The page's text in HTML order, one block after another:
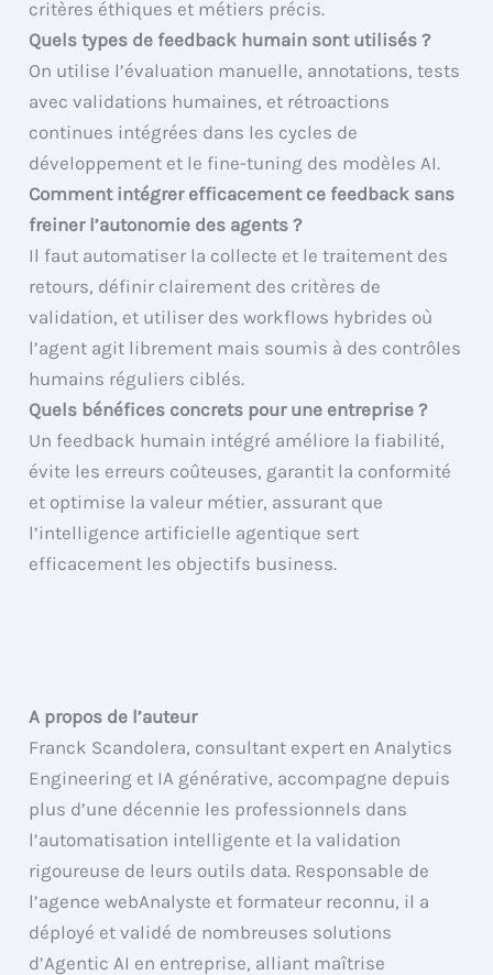
critères éthiques et métiers précis.
Quels types de feedback humain sont utilisés ?
On utilise l’évaluation manuelle, annotations, tests
avec validations humaines, et rétroactions
continues intégrées dans les cycles de
développement et le fine-tuning des modèles AI.
Comment intégrer efficacement ce feedback sans
freiner l’autonomie des agents ?
Il faut automatiser la collecte et le traitement des
retours, définir clairement des critères de
validation, et utiliser des workflows hybrides où
l’agent agit librement mais soumis à des contrôles
humains réguliers ciblés.
Quels bénéfices concrets pour une entreprise ?
Un feedback humain intégré améliore la fiabilité,
évite les erreurs coûteuses, garantit la conformité
et optimise la valeur métier, assurant que
l’intelligence artificielle agentique sert
efficacement les objectifs business.
A propos de l’auteur
Franck Scandolera, consultant expert en Analytics
Engineering et IA générative, accompagne depuis
plus d’une décennie les professionnels dans
l’automatisation intelligente et la validation
rigoureuse de leurs outils data. Responsable de
l’agence webAnalyste et formateur reconnu, il a
déployé et validé de nombreuses solutions
d’Agentic AI en entreprise, alliant maîtrise